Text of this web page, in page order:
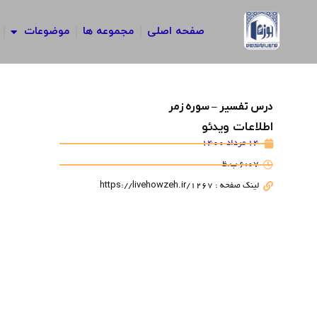
صفحه اصلی مجموعه ها موضوعات
درس تفسیر – سوره زمر
اطلاعات ویدئو
14 مرداد 1400
6:07 ب.ظ
لینک صفحه : https://livehowzeh.ir/1267